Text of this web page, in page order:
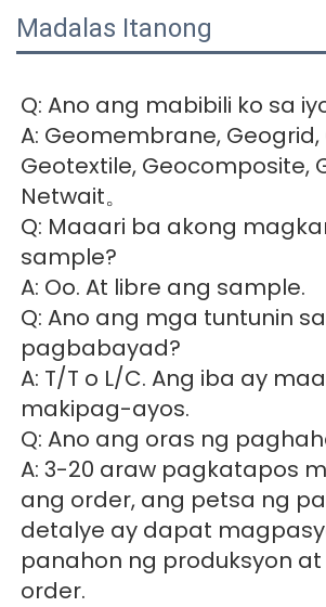
Madalas Itanong
Q: Ano ang mabibili ko sa
A: Geomembrane, Geogrid,
Geotextile, Geocomposite,
Netwait。
Q: Maaari ba akong
sample?
A: Oo. At libre ang sample.
Q: Ano ang mga tuntunin sa
pagbabayad?
A: T/T o L/C. Ang iba ay
makipag-ayos.
Q: Ano ang oras ng
A: 3-20 araw pagkatapos
ang order, ang petsa ng
detalye ay dapat
panahon ng produksyon
order.